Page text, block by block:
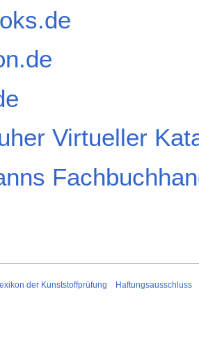
Virtueller
der Kunststoffprüfung Haftungsausschluss